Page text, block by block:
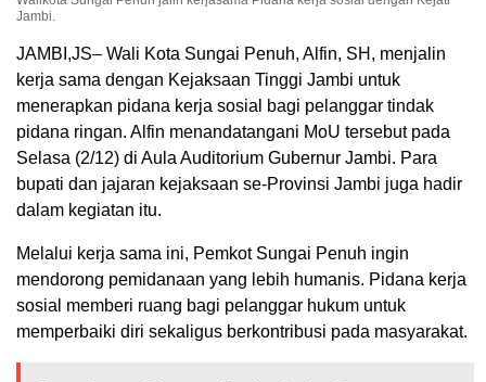
Jambi.
JAMBI,JS– Wali Kota Sungai Penuh, Alfin, SH, menjalin
kerja sama dengan Kejaksaan Tinggi Jambi untuk
menerapkan pidana kerja sosial bagi pelanggar tindak
pidana ringan. Alfin menandatangani MoU tersebut pada
Selasa (2/12) di Aula Auditorium Gubernur Jambi. Para
bupati dan jajaran kejaksaan se-Provinsi Jambi juga hadir
dalam kegiatan itu.
Melalui kerja sama ini, Pemkot Sungai Penuh ingin
mendorong pemidanaan yang lebih humanis. Pidana kerja
sosial memberi ruang bagi pelanggar hukum untuk
memperbaiki diri sekaligus berkontribusi pada masyarakat.